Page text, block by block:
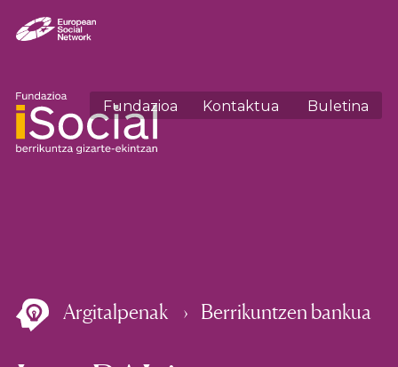
Fundazioa Kontaktua Buletina
Argitalpenak Berrikuntzen bankua